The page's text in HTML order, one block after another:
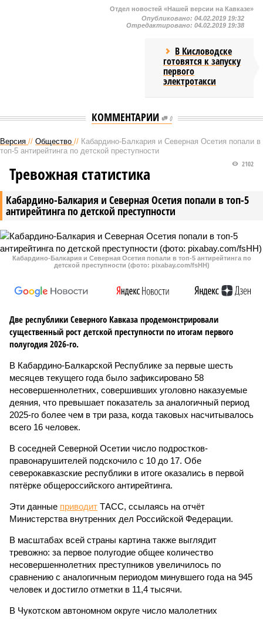
Отдел новостей «Нашей версии на Кавказе»
Опубликовано: 04.02.2019 19:32
Отредактировано: 04.02.2019 19:38
В Кисловодске
готовятся к запуску
первого
электротакси
КОММЕНТАРИИ 0
Версия // Общество // Кабардино-Балкария и Северная Осетия попали в
топ-5 антирейтинга по детской преступности
Кабардино-Балкария и Северная Осетия попали в топ-5
антирейтинга по детской преступности
2102
Тревожная статистика
Кабардино-Балкария и Северная Осетия попали в топ-5 антирейтинга по
детской преступности (фото: pixabay.com/fsHH)
Две республики Северного Кавказа продемонстрировали
существенный рост детской преступности по итогам первого
полугодия 2026-го.
В Кабардино-Балкарской Республике за первые шесть
месяцев текущего года было зафиксировано 58
несовершеннолетних, совершивших уголовно наказуемые
деяния, что превышает показатель за аналогичный период
2025-го более чем в три раза, когда таковых насчитывалось
всего 16 человек.
В соседней Северной Осетии число подростков-
правонарушителей подскочило с 10 до 17. Обе
северокавказские республики в итоге оказались в первой
пятёрке общероссийского антирейтинга.
Эти данные приводит ТАСС, ссылаясь на отчёт
Министерства внутренних дел Российской Федерации.
В масштабах всей страны картина также выглядит
тревожно: за первое полугодие общее количество
несовершеннолетних преступников увеличилось по
сравнению с аналогичным периодом минувшего года на 945
человек и достигло отметки в 11,4 тысячи.
В Чукотском автономном округе число малолетних